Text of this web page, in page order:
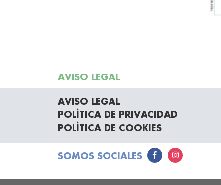
AVISO LEGAL
AVISO LEGAL
POLÍTICA DE PRIVACIDAD
POLÍTICA DE COOKIES
SOMOS SOCIALES